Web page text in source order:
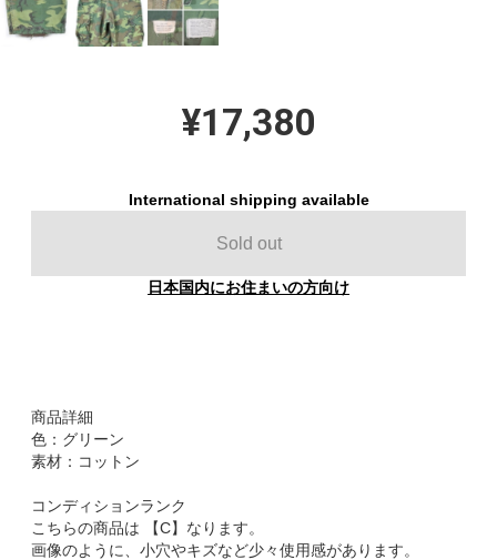
¥17,380
International shipping available
Sold out
日本国内にお住まいの方向け
商品詳細
色：グリーン
素材：コットン
コンディションランク
こちらの商品は 【C】なります。
画像のように、小穴やキズなど少々使用感があります。